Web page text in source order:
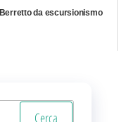
Berretto da escursionismo